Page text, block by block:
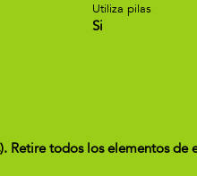
Utiliza pilas
Si
Retire todos los elementos